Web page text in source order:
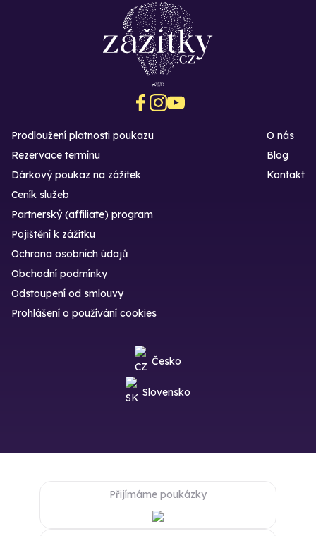
Prodloužení platnosti poukazu
Rezervace termínu
Dárkový poukaz na zážitek
O nás
Blog
Kontakt
Ceník služeb
Partnerský (affiliate) program
Pojištění k zážitku
Ochrana osobních údajů
Obchodní podmínky
Odstoupení od smlouvy
Prohlášení o používání cookies
Česko
Slovensko
Přijímáme poukázky